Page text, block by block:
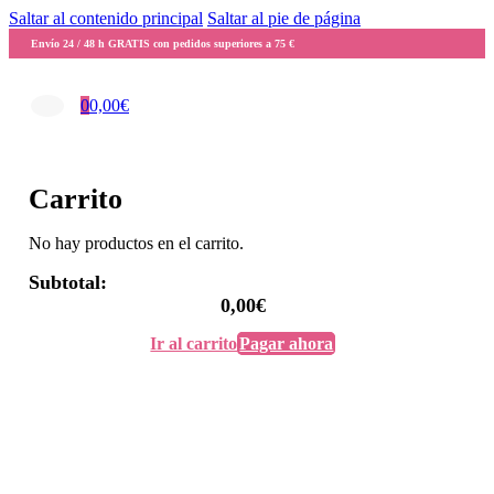
Saltar al contenido principal Saltar al pie de página
Envío 24 / 48 h GRATIS con pedidos superiores a 75 €
00,00€
Carrito
No hay productos en el carrito.
Subtotal:
0,00€
Ir al carritoPagar ahora